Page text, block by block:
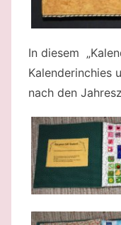
In diesem
Kalenderinchies
nach den